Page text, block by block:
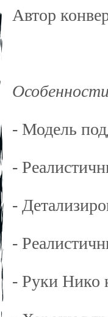
Автор
- Модель
-
-
-
- Руки Нико